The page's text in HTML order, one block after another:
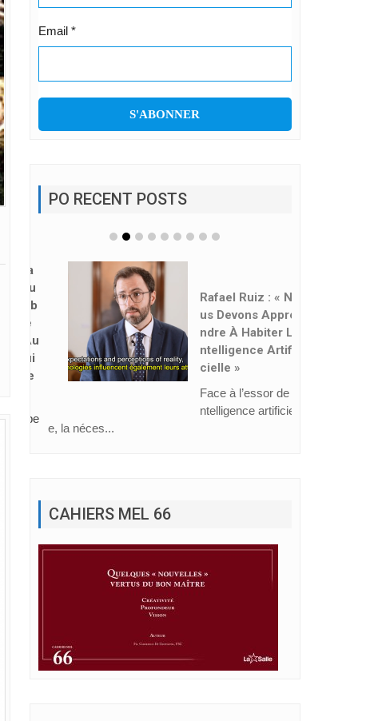
Email *
PO RECENT POSTS
Ndre À Habiter L’i
Ntelligence Artifi
Cielle »
Face à l’essor de l’i